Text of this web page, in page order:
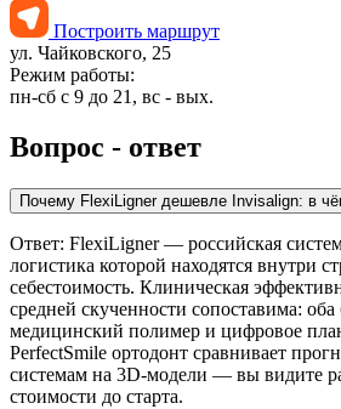
Построить маршрут
ул. Чайковского, 25
Режим работы:
пн-сб с 9 до 21, вс - вых.
Вопрос - ответ
Почему FlexiLigner дешевле Invisalign: в
Ответ: FlexiLigner — российская
логистика которой находятся внутри
себестоимость. Клиническая
средней скученности сопоставима:
медицинский полимер и цифровое
PerfectSmile ортодонт сравнивает
системам на 3D-модели — вы видите
стоимости до старта.